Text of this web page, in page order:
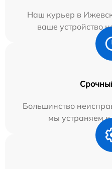
Наш курьер в
ваше устройство
Большинство
мы устраняем в